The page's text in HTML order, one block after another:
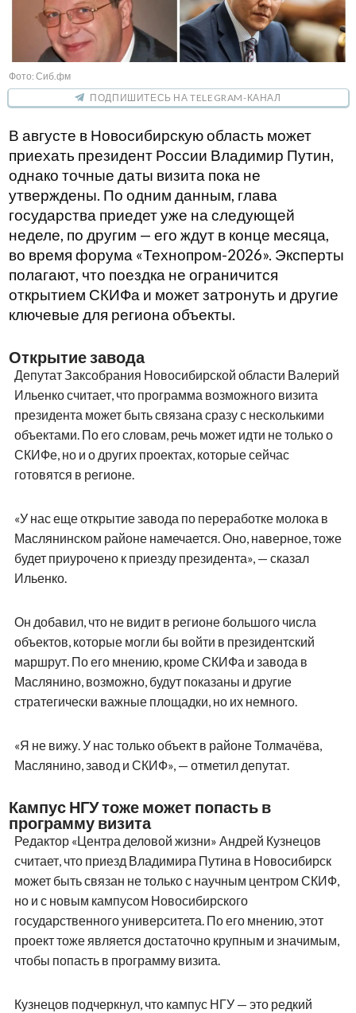
Фото: Сиб.фм
ПОДПИШИТЕСЬ НА TELEGRAM-КАНАЛ
В августе в Новосибирскую область может
приехать президент России Владимир Путин,
однако точные даты визита пока не
утверждены. По одним данным, глава
государства приедет уже на следующей
неделе, по другим — его ждут в конце месяца,
во время форума «Технопром-2026». Эксперты
полагают, что поездка не ограничится
открытием СКИФа и может затронуть и другие
ключевые для региона объекты.
Открытие завода
Депутат Заксобрания Новосибирской области Валерий
Ильенко считает, что программа возможного визита
президента может быть связана сразу с несколькими
объектами. По его словам, речь может идти не только о
СКИФе, но и о других проектах, которые сейчас
готовятся в регионе.
«У нас еще открытие завода по переработке молока в
Маслянинском районе намечается. Оно, наверное, тоже
будет приурочено к приезду президента», — сказал
Ильенко.
Он добавил, что не видит в регионе большого числа
объектов, которые могли бы войти в президентский
маршрут. По его мнению, кроме СКИФа и завода в
Маслянино, возможно, будут показаны и другие
стратегически важные площадки, но их немного.
«Я не вижу. У нас только объект в районе Толмачёва,
Маслянино, завод и СКИФ», — отметил депутат.
Кампус НГУ тоже может попасть в
программу визита
Редактор «Центра деловой жизни» Андрей Кузнецов
считает, что приезд Владимира Путина в Новосибирск
может быть связан не только с научным центром СКИФ,
но и с новым кампусом Новосибирского
государственного университета. По его мнению, этот
проект тоже является достаточно крупным и значимым,
чтобы попасть в программу визита.
Кузнецов подчеркнул, что кампус НГУ — это редкий